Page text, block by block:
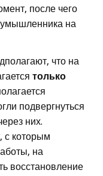
после чего
на
что на
только
подвергнуться
них.
с которым
на
восстановление